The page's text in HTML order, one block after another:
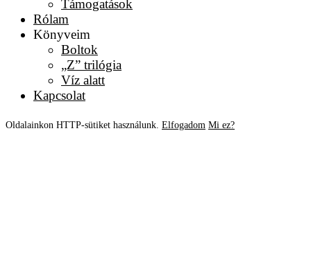
Támogatások
Rólam
Könyveim
Boltok
„Z” trilógia
Víz alatt
Kapcsolat
Oldalainkon HTTP-sütiket használunk. Elfogadom Mi ez?